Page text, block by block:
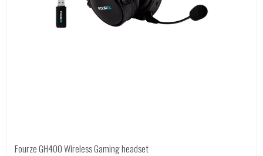
Fourze GH400 Wireless Gaming headset